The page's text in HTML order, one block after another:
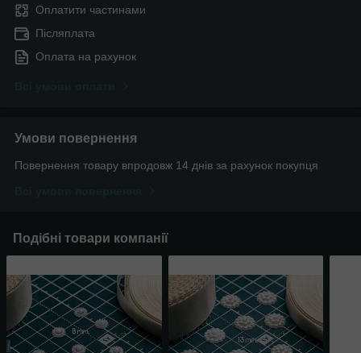
Оплатити частинами
Післяплата
Оплата на рахунок
Умови повернення
Повернення товару впродовж 14 днів за рахунок покупця
Подібні товари компанії